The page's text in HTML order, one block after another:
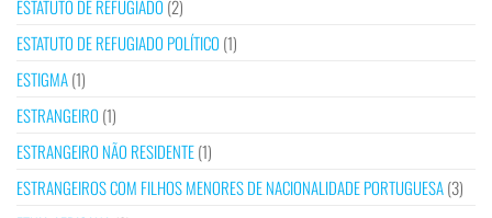
ESTATUTO DE REFUGIADO (2)
ESTATUTO DE REFUGIADO POLÍTICO (1)
ESTIGMA(1)
ESTRANGEIRO (1)
ESTRANGEIRO NÃO RESIDENTE(1)
ESTRANGEIROS COM FILHOS MENORES DE NACIONALIDADE PORTUGUESA(3)